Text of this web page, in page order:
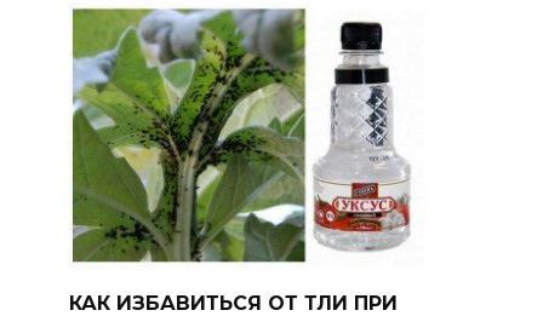
КАК ИЗБАВИТЬСЯ ОТ ТЛИ ПРИ